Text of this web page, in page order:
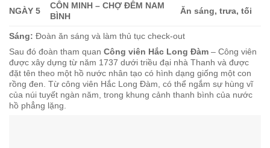
NGÀY 5
CÔN MINH – CHỢ ĐÊM NAM
BÌNH
Ăn sáng, trưa, tối
Sáng: Đoàn ăn sáng và làm thủ tục check-out
Sau đó đoàn tham quan Công viên Hắc Long Đàm – Công viên
được xây dựng từ năm 1737 dưới triều đại nhà Thanh và được
đặt tên theo một hồ nước nhân tạo có hình dạng giống một con
rồng đen. Từ công viên Hắc Long Đàm, có thể ngắm sự hùng vĩ
của núi tuyết ngàn năm, trong khung cảnh thanh bình của nước
hồ phẳng lặng.